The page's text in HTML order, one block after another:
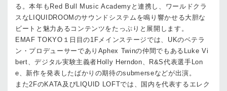
る。本年もRed Bull Music Academyと連携し、ワールドクラ
スなLIQUIDROOMのサウンドシステムを鳴り響かせる大胆な
ビートと魅力あるコンテンツをたっぷりと展開します。
EMAF TOKYO１日目の1Fメインステージでは、UKのベテラ
ン・プロデューサーでありAphex Twinの仲間でもあるLuke Vi
bert、デジタル実験主義者Holly Herndon、R&S代表選手Lon
e、新作を発表したばかりの期待のsubmerseなどが出演。
また2FのKATA及びLIQUID LOFTでは、国内を代表するエレク